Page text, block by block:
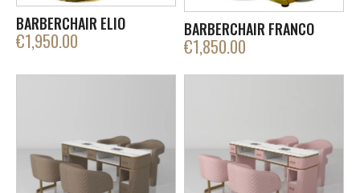
BARBERCHAIR ELIO
€1,950.00
BARBERCHAIR FRANCO
€1,850.00